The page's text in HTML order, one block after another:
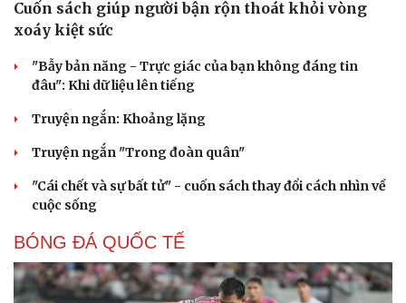
Cuốn sách giúp người bận rộn thoát khỏi vòng
xoáy kiệt sức
"Bẫy bản năng - Trực giác của bạn không đáng tin
đâu": Khi dữ liệu lên tiếng
Truyện ngắn: Khoảng lặng
Truyện ngắn "Trong đoàn quân"
"Cái chết và sự bất tử" - cuốn sách thay đổi cách nhìn về
cuộc sống
BÓNG ĐÁ QUỐC TẾ